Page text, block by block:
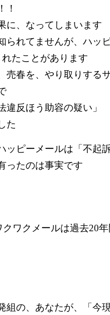
！
に、なってしまいます
られてませんが、ハッ
たことがあります
売春を、やり取りする
違反ほう助容の疑い」
た
ッピーメールは「不起
ったのは事実です
ワクメールは過去20
組の、あなたが、「今